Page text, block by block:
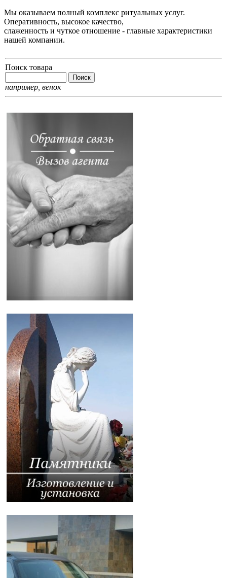
Мы оказываем полный комплекс ритуальных услуг.
Оперативность, высокое качество,
слаженность и чуткое отношение - главные характеристики
нашей компании.
Поиск товара
например, венок